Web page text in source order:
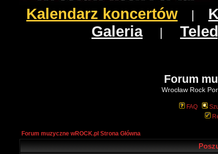
Kalendarz koncertów
Galeria|
Forum
Wrocław Rock
FAQ
Forum muzyczne wROCK.pl Strona Główna